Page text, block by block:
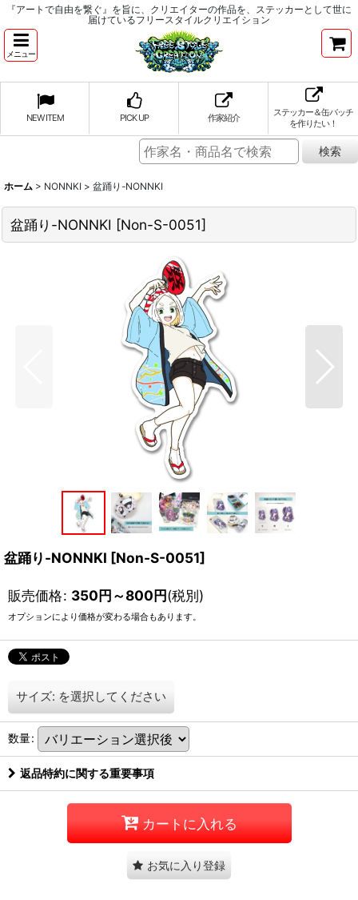
『アートで自由を繋ぐ』を旨に、クリエイターの作品を、ステッカーとして世に
届けているフリースタイルクリエイション
メニュー
NEW ITEM PICK UP 作家紹介
ステッカー＆缶バッチ
を作りたい！
ホーム > NONNKI > 盆踊り-NONNKI
盆踊り-NONNKI [Non-S-0051]
盆踊り-NONNKI [Non-S-0051]
販売価格: 350円～800円(税別)
オプションにより価格が変わる場合もあります。
サイズ: を選択してください
数量:
返品特約に関する重要事項
カートに入れる
お気に入り登録